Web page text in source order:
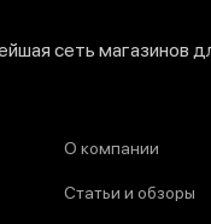
сеть магазинов
О компании
Статьи и обзоры